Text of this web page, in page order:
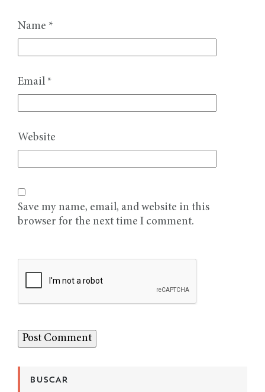
Name *
Email *
Website
Save my name, email, and website in this
browser for the next time I comment.
BUSCAR